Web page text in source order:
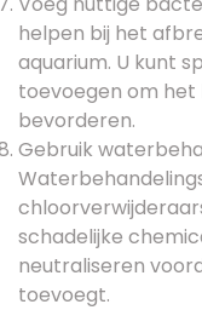
helpen bij het
aquarium. U kunt
toevoegen om
bevorderen.
Gebruik
schadelijke
neutraliseren
toevoegt.